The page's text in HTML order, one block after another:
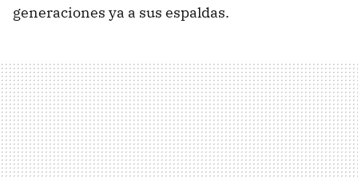
generaciones ya a sus espaldas.